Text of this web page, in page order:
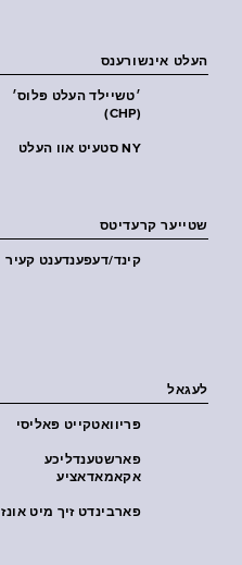
העלט אינשורענס
׳טשיילד העלט פּלוס׳
(CHP)
NY סטעיט אוו העלט
שטייער קרעדיטס
קינד/דעפענדענט קעיר
לעגאל
פּריוואטקייט פּאליסי
פארשטענדליכע
אקאמאדאציע
פארבינדט זיך מיט אונז